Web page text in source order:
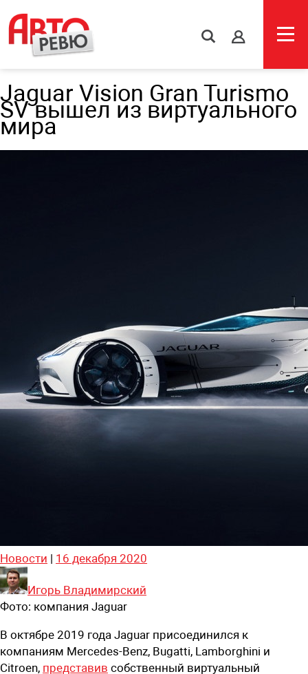
s
Jaguar Vision Gran Turismo
SV вышел из виртуального
мира
Новости | 16 декабря 2020
Игорь Владимирский
Фото: компания Jaguar
В октябре 2019 года Jaguar присоединился к
компаниям Mercedes-Benz, Bugatti, Lamborghini и
Citroen, представив собственный виртуальный